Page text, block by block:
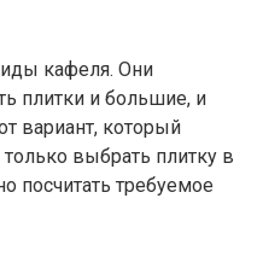
кафеля. Они
плитки и большие, и
вариант, который
выбрать плитку в
посчитать требуемое